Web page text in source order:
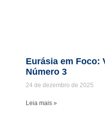
Eurásia em Foco:
Número 3
24 de dezembro de 2025
Leia mais »